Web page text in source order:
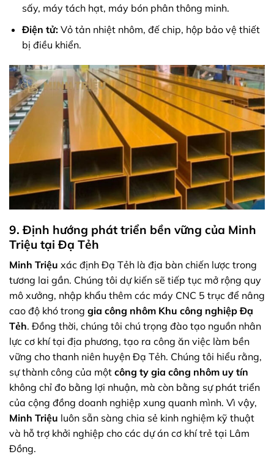
sấy, máy tách hạt, máy bón phân thông minh.
Điện tử:Vỏ tản nhiệt nhôm, đế chip, hộp bảo vệ thiết
bị điều khiển.
9. Định hướng phát triển bền vững của Minh
Triệu tại Đạ Tẻh
Minh Triệu xác định Đạ Tẻh là địa bàn chiến lược trong
tương lai gần. Chúng tôi dự kiến sẽ tiếp tục mở rộng quy
mô xưởng, nhập khẩu thêm các máy CNC 5 trục để nâng
cao độ khó trong gia công nhôm Khu công nghiệp Đạ
Tẻh. Đồng thời, chúng tôi chú trọng đào tạo nguồn nhân
lực cơ khí tại địa phương, tạo ra công ăn việc làm bền
vững cho thanh niên huyện Đạ Tẻh. Chúng tôi hiểu rằng,
sự thành công của một công ty gia công nhôm uy tín
không chỉ đo bằng lợi nhuận, mà còn bằng sự phát triển
của cộng đồng doanh nghiệp xung quanh mình. Vì vậy,
Minh Triệu luôn sẵn sàng chia sẻ kinh nghiệm kỹ thuật
và hỗ trợ khởi nghiệp cho các dự án cơ khí trẻ tại Lâm
Đồng.